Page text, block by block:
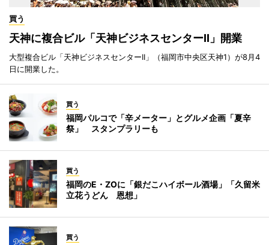
買う
天神に複合ビル「天神ビジネスセンターII」開業
大型複合ビル「天神ビジネスセンターII」（福岡市中央区天神1）が8月4
日に開業した。
買う
福岡パルコで「辛メーター」とグルメ企画「夏辛
祭」 スタンプラリーも
買う
福岡のE・ZOに「銀だこハイボール酒場」「久留米
立花うどん 恩想」
買う